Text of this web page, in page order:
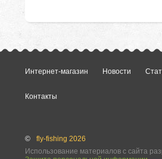
Интернет-магазин Новости
Контакты
©
fly-fishing 2026
Использование материалов с сайта